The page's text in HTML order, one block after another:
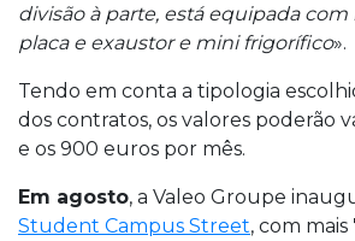
divisão à parte, está equipada
placa e exaustor e mini frigorífico».
Tendo em conta a tipologia
dos contratos, os valores poderão
e os 900 euros por mês.
Em agosto, a Valeo Groupe
Student Campus Street, com mais